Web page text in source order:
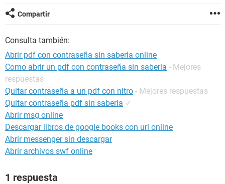
Compartir
Consulta también:
Abrir pdf con contraseña sin saberla online
Como abrir un pdf con contraseña sin saberla - Mejores
respuestas
Quitar contraseña a un pdf con nitro - Mejores respuestas
Quitar contraseña pdf sin saberla ✓
Abrir msg online
Descargar libros de google books con url online
Abrir messenger sin descargar
Abrir archivos swf online
1 respuesta